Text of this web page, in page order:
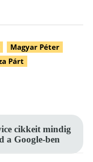
Magyar Péter
Párt
cikkeit mindig
a Google-ben